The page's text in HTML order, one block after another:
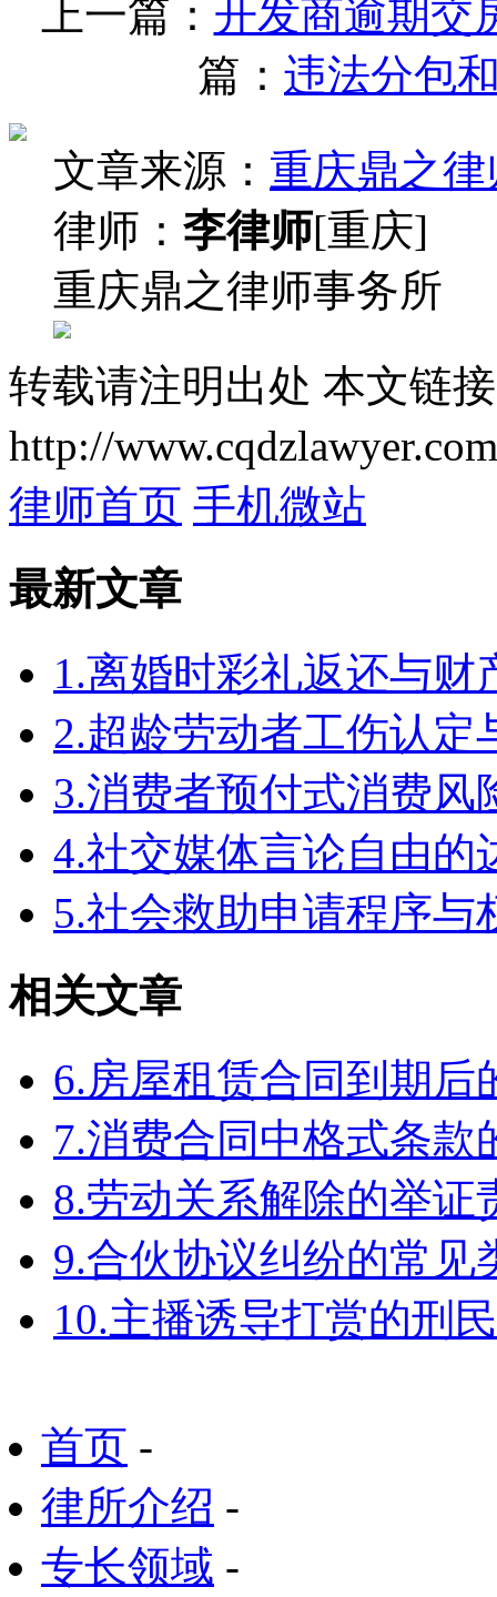
上一篇： 开发商逾期交
篇： 违法分包
文章来源： 重庆鼎之
律师： 李律师[重庆]
重庆鼎之律师事务所
转载请注明出处 本文链
http://
律师首页 手机微站
最新文章
1.离婚时彩礼返还与财
2.超龄劳动者工伤认定
3.消费者预付式消费风
4.社交媒体言论自由
5.社会救助申请程序与
相关文章
6.房屋租赁合同到期后
7.消费合同中格式条款
8.劳动关系解除的举证
9.合伙协议纠纷的常见
10.主播诱导打赏的刑
首页 -
律所介绍 -
专长领域 -